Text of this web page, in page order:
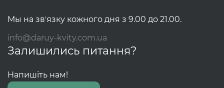
Мы на звʼязку кожного дня з 9.00 до 21.00.
info@daruy-kvity.com.ua
Залишились питання?
Напишіть нам!